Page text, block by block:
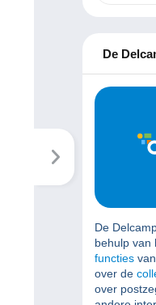
De
De
behulp van
functies
over de
over